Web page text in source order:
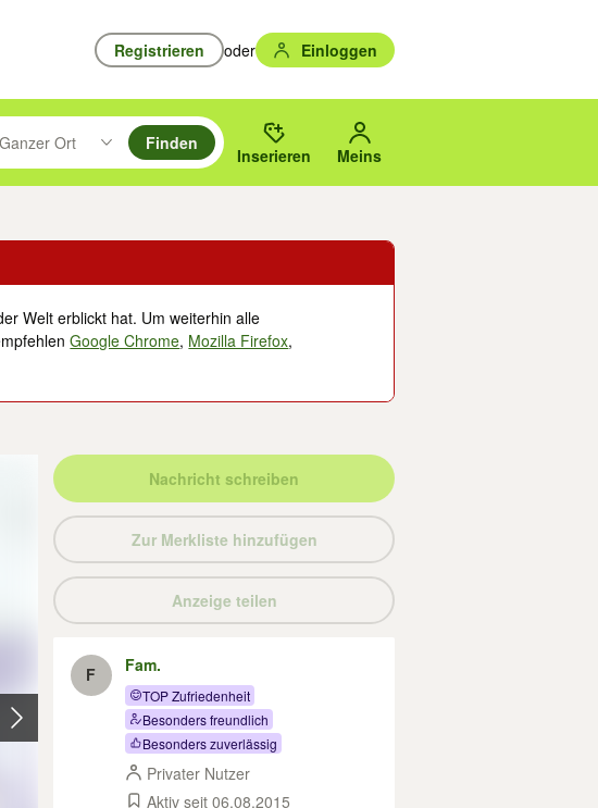
Registrieren oder Einloggen
oben/unten durchsuchen und mit Eingabetaste auswählen.
drücken um zu suchen, oder Vorschläge mit den Pfeiltasten nach oben/
Ganzer Ortim Umkreis des gewählten Orts oder PLZ.
Finden
Inserieren Meins
Welt erblickt hat. Um weiterhin alle
Google Chrome, Mozilla Firefox,
Nachricht schreiben
Zur Merkliste hinzufügen
Anzeige teilen
F Fam.
TOP Zufriedenheit
Besonders freundlich
Besonders zuverlässig
Privater Nutzer
Aktiv seit 06.08.2015